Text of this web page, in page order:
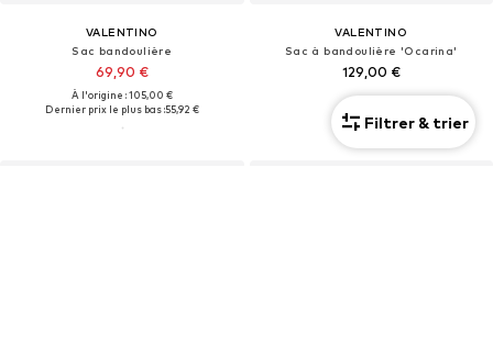
VALENTINO
Sac bandoulière
69,90 €
À l'origine : 105,00 €
Dernier prix le plus bas :55,92 €
VALENTINO
Sac à bandoulière 'Ocarina'
129,00 €
Filtrer & trier